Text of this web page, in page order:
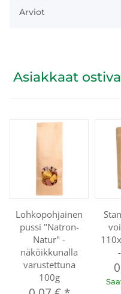
Arviot
Asiakkaat
Lohkopohjainen
pussi "Natron-
Natur" -
näköikkunalla
varustettuna
100g